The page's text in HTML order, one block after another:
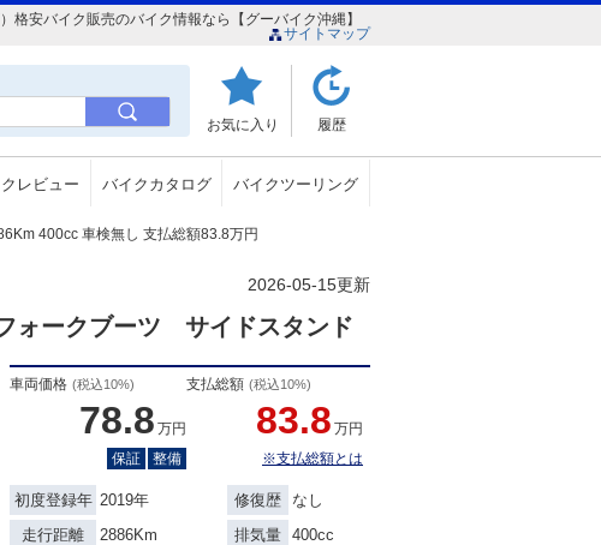
安バイク販売のバイク情報なら【グーバイク沖縄】
サイトマップ
お気に入り 履歴
レビュー バイクカタログ バイクツーリング
400cc 車検無し 支払総額83.8万円
2026-05-15更新
ークブーツ サイドスタンド
車両価格 (税込10%)
78.8 万円
保証
整備
支払総額 (税込10%)
83.8 万円
※支払総額とは
初度登録年 2019年 修復歴
なし
走行距離
2886Km 排気量 400cc